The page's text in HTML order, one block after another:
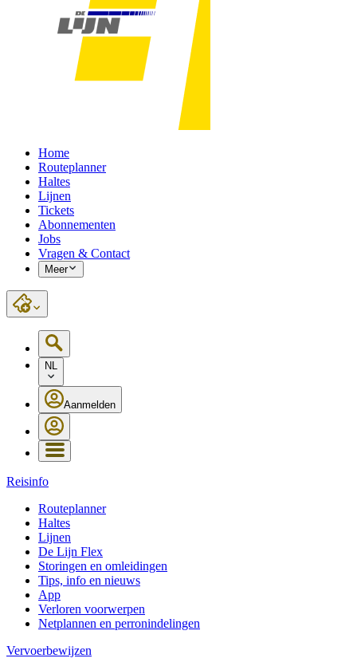
Home
Routeplanner
Haltes
Lijnen
Tickets
Abonnementen
Jobs
Vragen & Contact
Meer
NL
Aanmelden
Reisinfo
Routeplanner
Haltes
Lijnen
De Lijn Flex
Storingen en omleidingen
Tips, info en nieuws
App
Verloren voorwerpen
Netplannen en perronindelingen
Vervoerbewijzen